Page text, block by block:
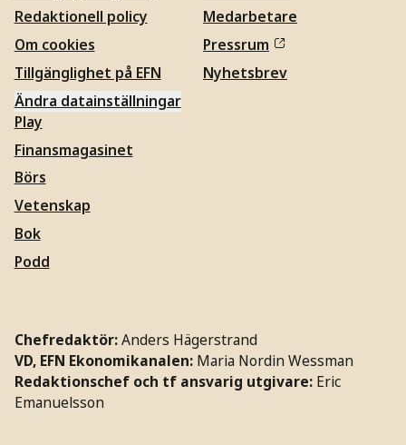
Redaktionell policy
Om cookies
Tillgänglighet på EFN
Ändra datainställningar
Medarbetare
Pressrum
Nyhetsbrev
Play
Finansmagasinet
Börs
Vetenskap
Bok
Podd
Chefredaktör:Anders Hägerstrand
VD, EFN Ekonomikanalen: Maria Nordin Wessman
Redaktionschef och tf ansvarig utgivare: Eric
Emanuelsson